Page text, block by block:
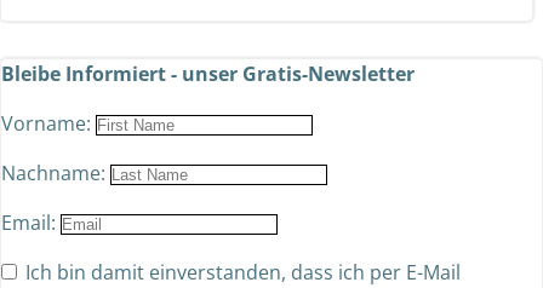
Bleibe Informiert - unser Gratis-Newsletter
Vorname:
Nachname:
Email:
Ich bin damit einverstanden, dass ich per E-Mail